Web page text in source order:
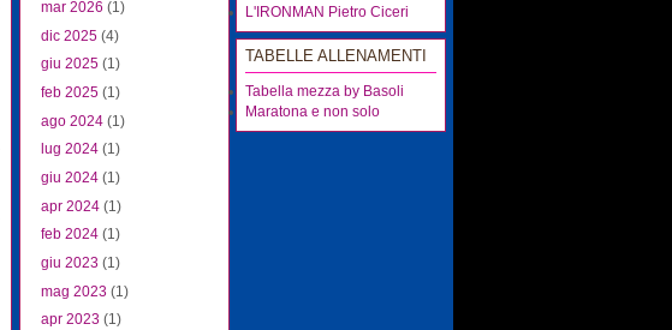
mar 2026 (1)
dic 2025 (4)
giu 2025 (1)
feb 2025 (1)
ago 2024 (1)
lug 2024 (1)
giu 2024 (1)
apr 2024 (1)
feb 2024 (1)
giu 2023 (1)
mag 2023 (1)
apr 2023 (1)
L'IRONMAN Pietro Ciceri
TABELLE ALLENAMENTI
Tabella mezza by Basoli
Maratona e non solo